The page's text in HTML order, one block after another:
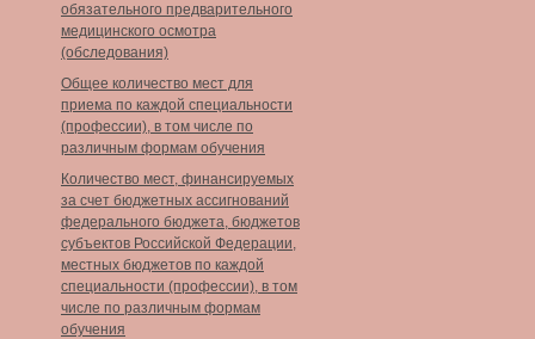
обязательного предварительного
медицинского осмотра
(обследования)
Общее количество мест для
приема по каждой специальности
(профессии), в том числе по
различным формам обучения
Количество мест, финансируемых
за счет бюджетных ассигнований
федерального бюджета, бюджетов
субъектов Российской Федерации,
местных бюджетов по каждой
специальности (профессии), в том
числе по различным формам
обучения